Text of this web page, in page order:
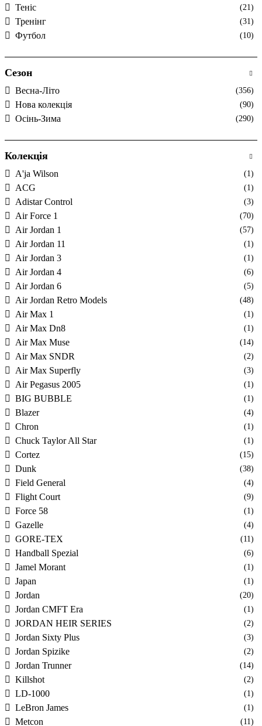
Теніс (21)
Тренінг (31)
Футбол (10)
Сезон
Весна-Літо (356)
Нова колекція (90)
Осінь-Зима (290)
Колекція
A'ja Wilson (1)
ACG (1)
Adistar Control (3)
Air Force 1 (70)
Air Jordan 1 (57)
Air Jordan 11 (1)
Air Jordan 3 (1)
Air Jordan 4 (6)
Air Jordan 6 (5)
Air Jordan Retro Models (48)
Air Max 1 (1)
Air Max Dn8 (1)
Air Max Muse (14)
Air Max SNDR (2)
Air Max Superfly (3)
Air Pegasus 2005 (1)
BIG BUBBLE (1)
Blazer (4)
Chron (1)
Chuck Taylor All Star (1)
Cortez (15)
Dunk (38)
Field General (4)
Flight Court (9)
Force 58 (1)
Gazelle (4)
GORE-TEX (11)
Handball Spezial (6)
Jamel Morant (1)
Japan (1)
Jordan (20)
Jordan CMFT Era (1)
JORDAN HEIR SERIES (2)
Jordan Sixty Plus (3)
Jordan Spizike (2)
Jordan Trunner (14)
Killshot (2)
LD-1000 (1)
LeBron James (1)
Metcon (11)